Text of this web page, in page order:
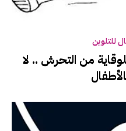
للتلوين
من التحرش .. لا